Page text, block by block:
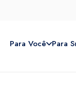
Para Você Para